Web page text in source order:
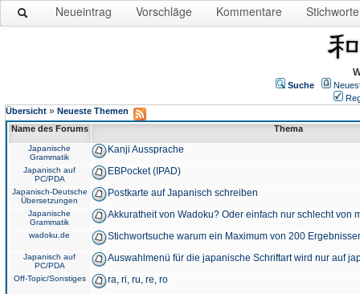
Neueintrag Vorschläge Kommentare Stichworte
Suche
Übersicht » Neueste Themen
Name des Forums
Thema
Japanische
Grammatik
Kanji Aussprache
Japanisch auf
PC/PDA
EBPocket (IPAD)
Japanisch-Deutsche
Übersetzungen
Postkarte auf Japanisch schreiben
Japanische
Grammatik
Akkuratheit von Wadoku? Oder einfach nur schlecht von
wadoku.de Stichwortsuche warum ein Maximum von 200
Japanisch auf
PC/PDA
Auswahlmenü für die japanische Schriftart wird nur auf
Off-Topic/Sonstiges ra, ri, ru, re, ro